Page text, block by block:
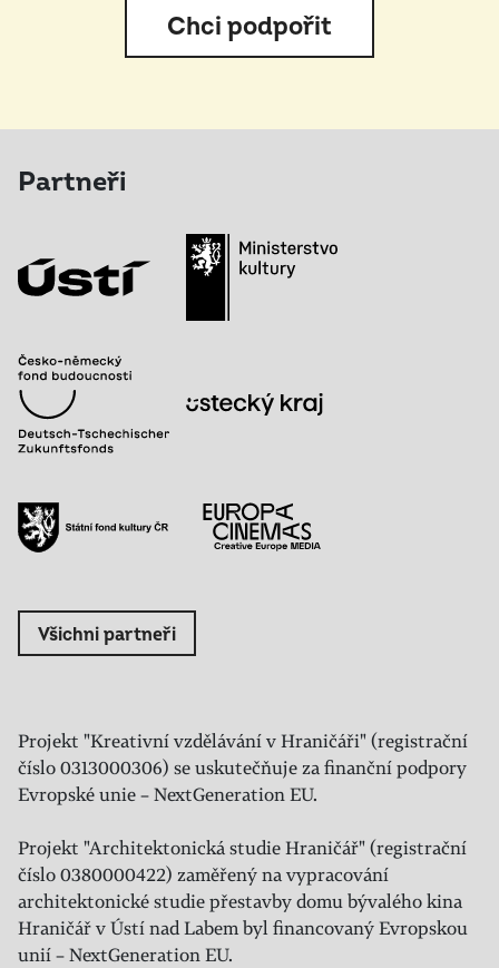
Chci podpořit
Partneři
Všichni partneři
Projekt "Kreativní vzdělávání v Hraničáři" (registrační
číslo 0313000306) se uskutečňuje za finanční podpory
Evropské unie – NextGeneration EU.
Projekt "Architektonická studie Hraničář" (registrační
číslo 0380000422) zaměřený na vypracování
architektonické studie přestavby domu bývalého kina
Hraničář v Ústí nad Labem byl financovaný Evropskou
unií – NextGeneration EU.